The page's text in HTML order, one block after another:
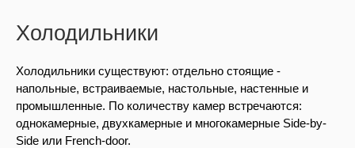
Холодильники
Холодильники существуют: отдельно стоящие -
напольные, встраиваемые, настольные, настенные и
промышленные. По количеству камер встречаются:
однокамерные, двухкамерные и многокамерные Side-by-
Side или French-door.